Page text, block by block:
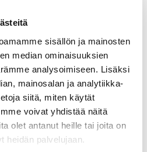
sisällön ja mainosten
median ominaisuuksien
analysoimiseen. Lisäksi
mainosalan ja analytiikka-
siitä, miten käytät
voivat yhdistää näitä
olet antanut heille tai joita on
heidän palvelujaan.
Suosittelemme Oma
mahdollista tutkinnon
päätelaitteella
Mikäli haluat
omalla
siitä, että
ladattu ja että